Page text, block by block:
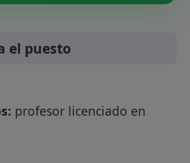
el puesto
profesor licenciado en